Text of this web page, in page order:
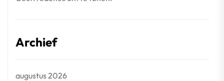
Archief
augustus 2026